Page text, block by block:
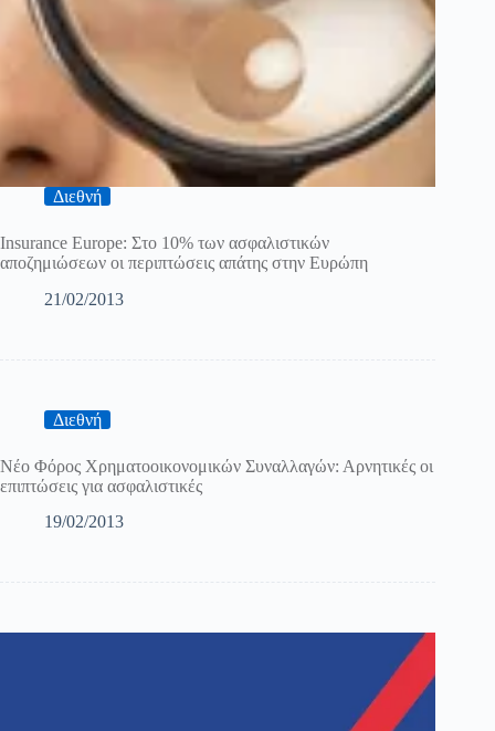
Διεθνή
Insurance Europe: Στο 10% των ασφαλιστικών
αποζημιώσεων οι περιπτώσεις απάτης στην Ευρώπη
21/02/2013
Διεθνή
Νέο Φόρος Χρηματοοικονομικών Συναλλαγών: Αρνητικές οι
επιπτώσεις για ασφαλιστικές
19/02/2013